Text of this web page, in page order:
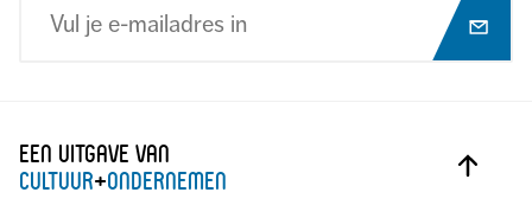
Een uitgave van
cultuur+ondernemen